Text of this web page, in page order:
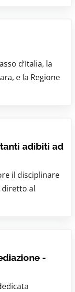
d’Italia, la
e la Regione
adibiti ad
il disciplinare
al
-